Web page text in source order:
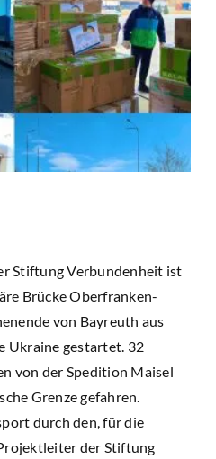
Stiftung Verbundenheit ist
Brücke Oberfranken-
von Bayreuth aus
Ukraine gestartet. 32
von der Spedition Maisel
Grenze gefahren.
durch den, für die
der Stiftung